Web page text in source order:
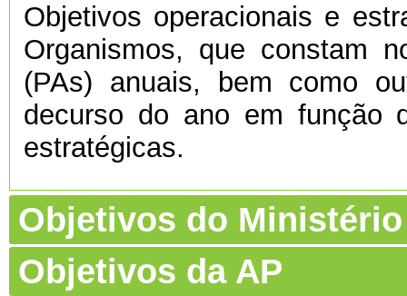
Objetivos operacionais e
Organismos, que constam
(PAs) anuais, bem como
decurso do ano em função
estratégicas.
Objetivos do Ministério
Objetivos da AP